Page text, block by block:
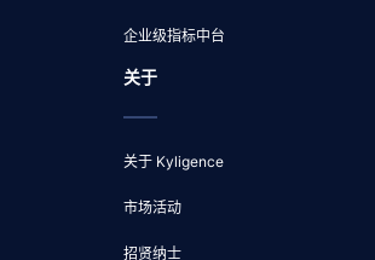
企业级指标中台
关于
关于 Kyligence
市场活动
招贤纳士